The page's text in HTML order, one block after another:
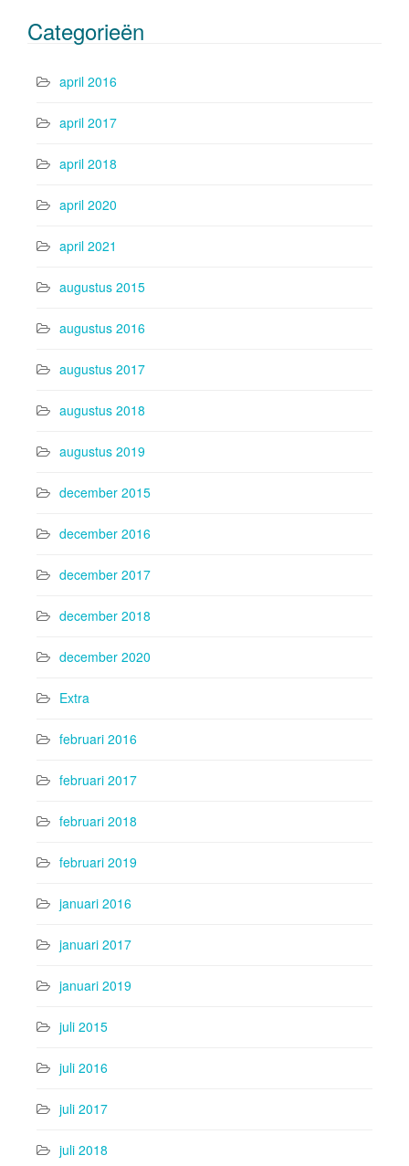
Categorieën
april 2016
april 2017
april 2018
april 2020
april 2021
augustus 2015
augustus 2016
augustus 2017
augustus 2018
augustus 2019
december 2015
december 2016
december 2017
december 2018
december 2020
Extra
februari 2016
februari 2017
februari 2018
februari 2019
januari 2016
januari 2017
januari 2019
juli 2015
juli 2016
juli 2017
juli 2018